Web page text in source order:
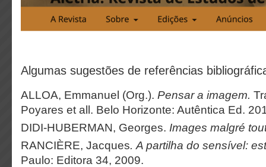
Algumas sugestões de referências
ALLOA, Emmanuel (Org.). Pensar a imagem.
Poyares et all. Belo Horizonte: Autêntica Ed.
DIDI-HUBERMAN, Georges. Images malgré
RANCIÈRE, Jacques. A partilha do sensível:
Paulo: Editora 34, 2009.